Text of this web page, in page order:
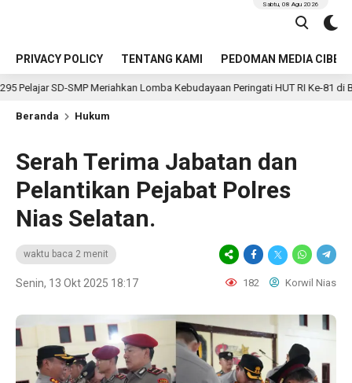
PRIVACY POLICY TENTANG KAMI PEDOMAN MEDIA CIBER
Sabtu, 08 Agu 2026
SMP Meriahkan Lomba Kebudayaan Peringati HUT RI Ke-81 di Bengkulu
Beranda Hukum
Serah Terima Jabatan dan
Pelantikan Pejabat Polres
Nias Selatan.
waktu baca 2 menit
Senin, 13 Okt 2025 18:17 182 Korwil Nias